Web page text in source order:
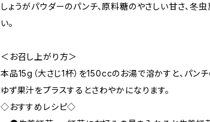
しょうがパウダーのパンチ、原料糖のやさしい甘さ、冬
い。
＜お召し上がり方＞
本品15g（大さじ1杯）を150ccのお湯で溶かすと、パン
ゆず果汁をプラスするとさわやかになります。
◇おすすめレシピ◇